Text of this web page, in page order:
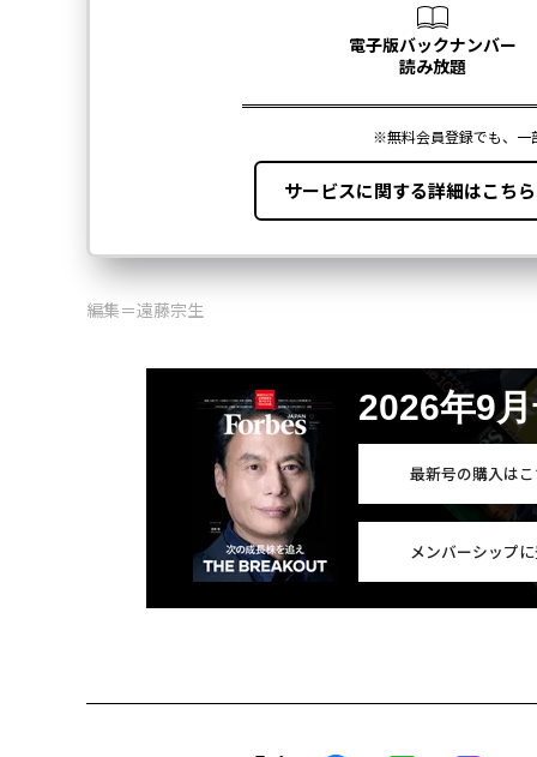
編集＝遠藤宗生
2026年9
最新号の購入は
メンバーシップ